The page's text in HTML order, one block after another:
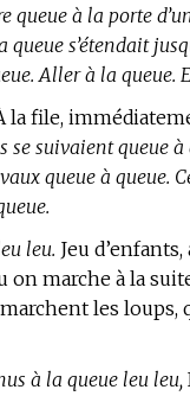
queue à la porte
queue s’étendait
Aller à la queue.
la file,
se suivaient queue à
queue à queue.
leu. Jeu
on marche à la
les loups,
à la queue leu leu,